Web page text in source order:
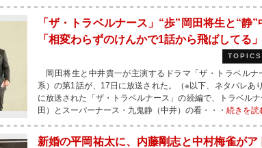
「ザ・トラベルナース」“歩”岡田将生と“静
「相変わらずのけんかで1話から飛ばしてる」
TOPICS
岡田将生と中井貴一が主演するドラマ「ザ・トラベルナ
系）の第1話が、17日に放送された。（※以下、ネタバレ
に放送された「ザ・トラベルナース」の続編で、トラベル
田）とスーパーナース・九鬼静（中井）の看・・・ 続きを読
新婚の平岡祐太に、内藤剛志と中村梅雀が